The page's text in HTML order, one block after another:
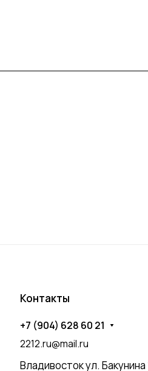
Контакты
+7 (904) 628 60 21
2212.ru@mail.ru
Владивосток ул. Бакунина